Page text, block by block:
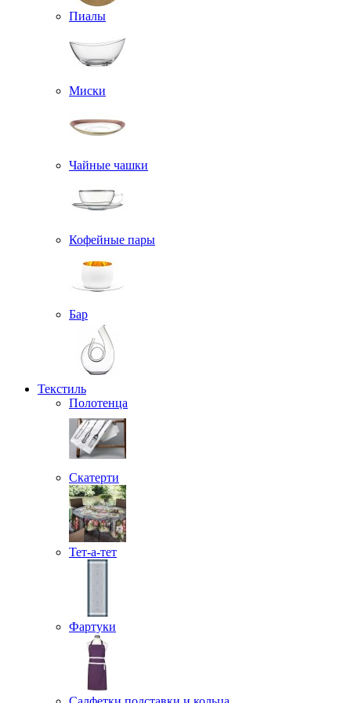
Пиалы
Миски
Чайные чашки
Кофейные пары
Бар
Текстиль
Полотенца
Скатерти
Тет-а-тет
Фартуки